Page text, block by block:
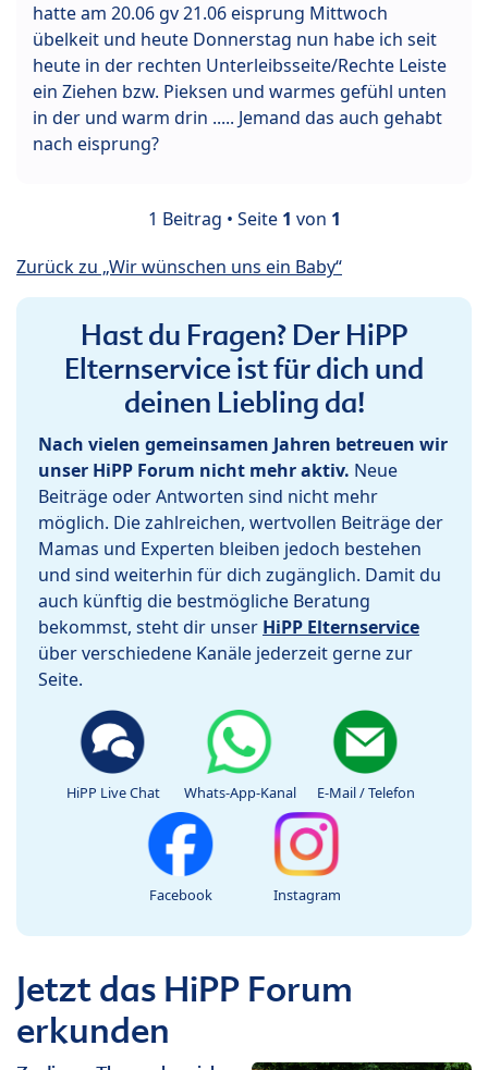
hatte am 20.06 gv 21.06 eisprung Mittwoch
übelkeit und heute Donnerstag nun habe ich seit
heute in der rechten Unterleibsseite/Rechte Leiste
ein Ziehen bzw. Pieksen und warmes gefühl unten
in der und warm drin ..... Jemand das auch gehabt
nach eisprung?
1 Beitrag • Seite 1 von 1
Zurück zu „Wir wünschen uns ein Baby“
Hast du Fragen? Der HiPP
Elternservice ist für dich und
deinen Liebling da!
Nach vielen gemeinsamen Jahren betreuen wir
unser HiPP Forum nicht mehr aktiv. Neue
Beiträge oder Antworten sind nicht mehr
möglich. Die zahlreichen, wertvollen Beiträge der
Mamas und Experten bleiben jedoch bestehen
und sind weiterhin für dich zugänglich. Damit du
auch künftig die bestmögliche Beratung
bekommst, steht dir unser HiPP Elternservice
über verschiedene Kanäle jederzeit gerne zur
Seite.
HiPP Live Chat Whats-App-Kanal E-Mail / Telefon
Facebook Instagram
Jetzt das HiPP Forum
erkunden